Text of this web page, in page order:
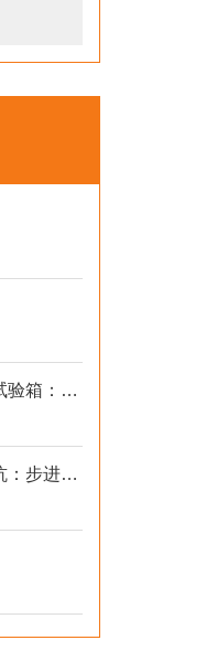
广东德瑞 高低温柔性屏弯折试验箱：解决温变弯折开裂 2026选型标准
2026快速温变试验箱选型避坑：步进低配设备风险解析